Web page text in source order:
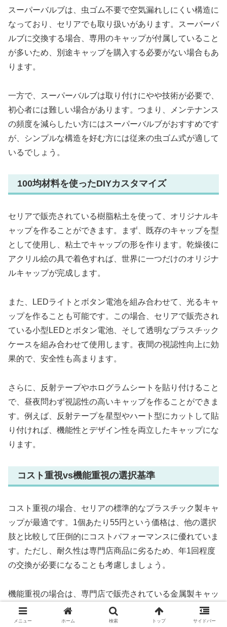
スーパーバルブは、虫ゴム不要で空気漏れしにくい構造に
なっており、セリアでも取り扱いがあります。スーパーバ
ルブに交換する場合、専用のキャップが付属していること
が多いため、別途キャップを購入する必要がない場合もあ
ります。
一方で、スーパーバルブは取り付けにやや技術が必要で、
初心者には難しい場合があります。つまり、メンテナンス
の頻度を減らしたい方にはスーパーバルブがおすすめです
が、シンプルな構造を好む方には従来の虫ゴム式が適して
いるでしょう。
100均材料を使ったDIYカスタマイズ
セリアで販売されている樹脂粘土を使って、オリジナルキ
ャップを作ることができます。まず、既存のキャップを型
として使用し、粘土でキャップの形を作ります。乾燥後に
アクリル絵の具で着色すれば、世界に一つだけのオリジナ
ルキャップが完成します。
また、LEDライトとボタン電池を組み合わせて、光るキャ
ップを作ることも可能です。この場合、セリアで販売され
ている小型LEDとボタン電池、そして透明なプラスチック
ケースを組み合わせて使用します。夜間の視認性向上に効
果的で、安全性も高まります。
さらに、反射テープやホログラムシートを貼り付けること
で、昼夜問わず視認性の高いキャップを作ることができま
す。例えば、反射テープを星型やハート型にカットして貼
り付ければ、機能性とデザイン性を両立したキャップにな
ります。
コスト重視vs機能重視の選択基準
コスト重視の場合、セリアの標準的なプラスチック製キャ
ップが最適です。1個あたり55円という価格は、他の選択
肢と比較して圧倒的にコストパフォーマンスに優れていま
す。ただし、耐久性は専門店商品に劣るため、年1回程度
の交換が必要になることも考慮しましょう。
機能重視の場合は、専門店で販売されている金属製キャッ
プやシリコン製キャップがおすすめです。価格は1個300
円から800円程度と高めですが、3年から5年程度の長期使
メニュー ホーム 検索 トップ サイドバー